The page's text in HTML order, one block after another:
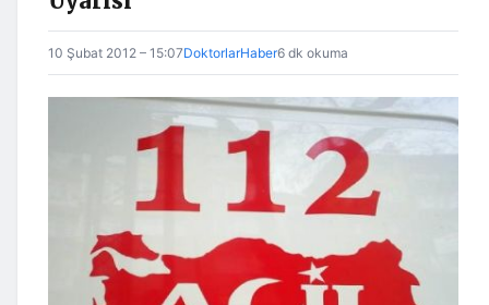
10 Şubat 2012 – 15:07DoktorlarHaber6 dk okuma